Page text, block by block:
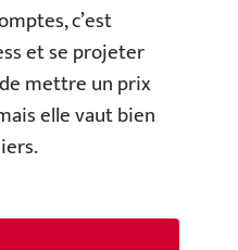
c’est
et se projeter
mettre un prix
elle vaut bien